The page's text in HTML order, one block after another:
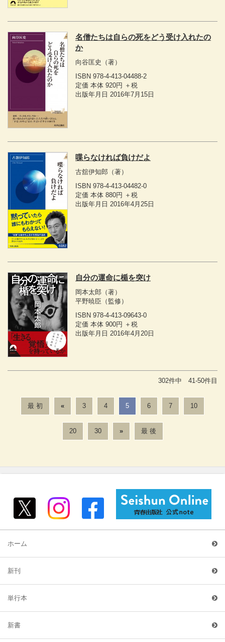
名僧たちは自らの死をどう受け入れたの
か
向谷匡史
（著）
ISBN 978-4-413-04488-2
定価 本体 920円 ＋税
出版年月日 2016年7月15日
喋らなければ負けだよ
古舘伊知郎 （著）
ISBN 978-4-413-04482-0
定価 本体 880円 ＋税
出版年月日 2016年4月25日
自分の運命に楯を突け
岡本太郎 （著）
平野暁臣 （監修）
ISBN 978-4-413-09643-0
定価 本体 900円 ＋税
出版年月日 2016年4月20日
302件中 41-50件目
最 初 « 3 4 5 6 7 10
20 30 » 最 後
ホーム
新刊
単行本
新書